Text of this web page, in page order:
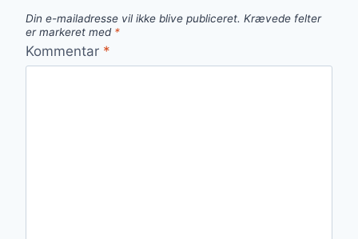
Din e-mailadresse vil ikke blive publiceret. Krævede felter
er markeret med *
Kommentar *